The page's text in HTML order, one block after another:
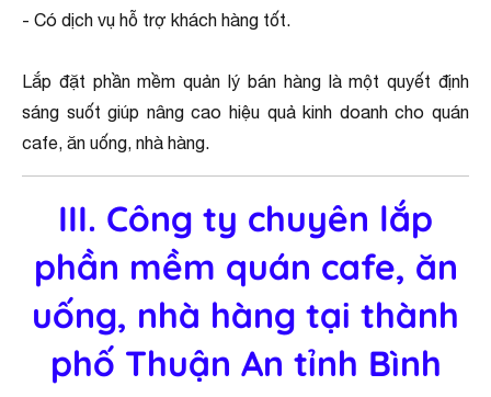
- Có dịch vụ hỗ trợ khách hàng tốt.
Lắp đặt phần mềm quản lý bán hàng là một quyết định
sáng suốt giúp nâng cao hiệu quả kinh doanh cho quán
cafe, ăn uống, nhà hàng.
III. Công ty chuyên lắp
phần mềm quán cafe, ăn
uống, nhà hàng tại thành
phố Thuận An tỉnh Bình